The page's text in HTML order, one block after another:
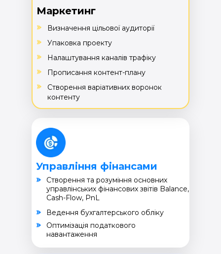
Управління фінансами
Cтворення та розуміння основних
управлінських фінансових звітів Balance,
Cash-Flow, PnL
Ведення бухгалтерського обліку
Оптимізація податкового
навантаження
Маркетинг
Визначення цільової аудиторії
Налаштування каналів трафіку
Створення варіативних воронок
контенту
Упаковка проекту
Прописання контент-плану